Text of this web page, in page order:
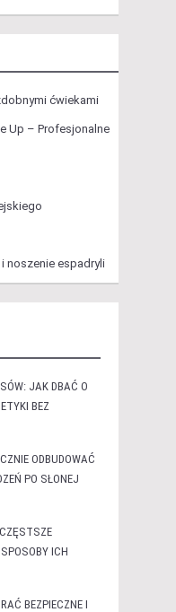
ćwiekami
Up – Profesjonalne
noszenie espadryli
JAK DBAĆ O
BEZ
ODBUDOWAĆ
PO SŁONEJ
ICH
BEZPIECZNE I